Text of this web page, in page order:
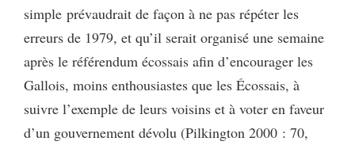
simple prévaudrait de façon à ne pas répéter les
erreurs de 1979, et qu’il serait organisé une semaine
après le référendum écossais afin d’encourager les
Gallois, moins enthousiastes que les Écossais, à
suivre l’exemple de leurs voisins et à voter en faveur
d’un gouvernement dévolu (Pilkington 2000 : 70,